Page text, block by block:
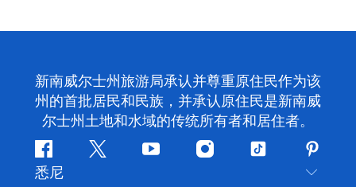
新南威尔士州旅游局承认并尊重原住民作为该
州的首批居民和民族，并承认原住民是新南威
尔士州土地和水域的传统所有者和居住者。
Facebook叽
YouTubeInstagram
抖
悉尼